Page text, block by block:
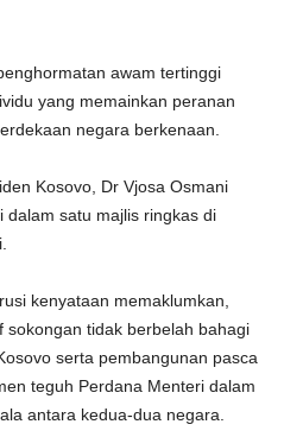
awam tertinggi
yang memainkan peranan
negara berkenaan.
Kosovo, Dr Vjosa Osmani
dalam satu majlis ringkas di
kenyataan memaklumkan,
tidak berbelah bahagi
serta pembangunan pasca
teguh Perdana Menteri dalam
antara kedua-dua negara.